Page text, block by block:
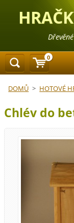
DOMŮ > HOTOVÉ
Chlév do
0